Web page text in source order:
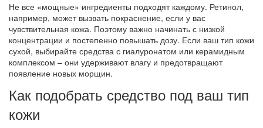
Не все «мощные» ингредиенты подходят каждому. Ретинол,
например, может вызвать покраснение, если у вас
чувствительная кожа. Поэтому важно начинать с низкой
концентрации и постепенно повышать дозу. Если ваш тип кожи
сухой, выбирайте средства с гиалуронатом или керамидным
комплексом – они удерживают влагу и предотвращают
появление новых морщин.
Как подобрать средство под ваш тип
кожи